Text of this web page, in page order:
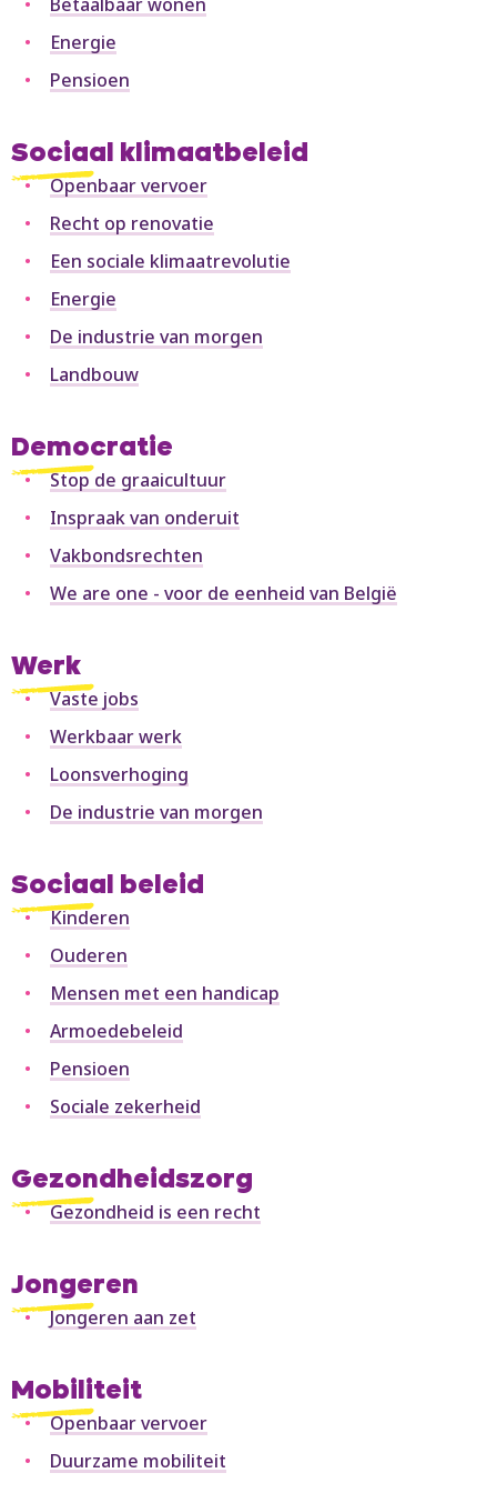
Energie
Pensioen
Sociaal klimaatbeleid
Openbaar vervoer
Recht op renovatie
Een sociale klimaatrevolutie
Energie
De industrie van morgen
Landbouw
Democratie
Stop de graaicultuur
Inspraak van onderuit
Vakbondsrechten
We are one - voor de eenheid van België
Werk
Vaste jobs
Werkbaar werk
Loonsverhoging
De industrie van morgen
Sociaal beleid
Kinderen
Ouderen
Mensen met een handicap
Armoedebeleid
Pensioen
Sociale zekerheid
Gezondheidszorg
Gezondheid is een recht
Jongeren
Jongeren aan zet
Mobiliteit
Openbaar vervoer
Duurzame mobiliteit